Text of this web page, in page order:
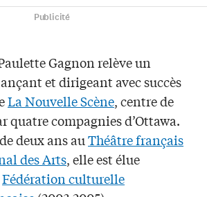
Publicité
Gagnon relève un
et dirigeant avec succès
La Nouvelle Scène, centre de
quatre compagnies d’Ottawa.
deux ans auThéâtre français
des Arts, elle est élue
Fédération culturelle